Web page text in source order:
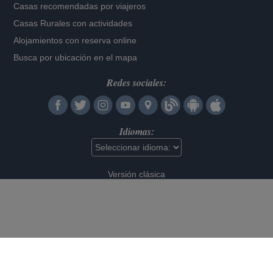
Casas recomendadas por viajeros
Casas Rurales con actividades
Alojamientos con reserva online
Busca por ubicación en el mapa
Redes sociales:
Idiomas:
Versión clásica